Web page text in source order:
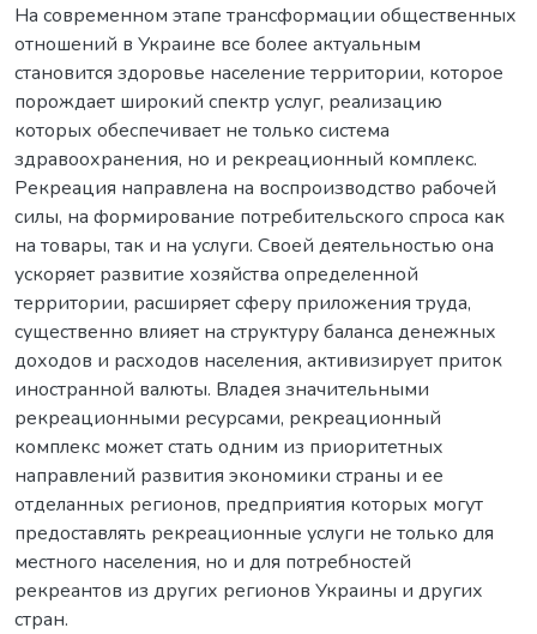
На современном этапе трансформации общественных
отношений в Украине все более актуальным
становится здоровье население территории, которое
порождает широкий спектр услуг, реализацию
которых обеспечивает не только система
здравоохранения, но и рекреационный комплекс.
Рекреация направлена на воспроизводство рабочей
силы, на формирование потребительского спроса как
на товары, так и на услуги. Своей деятельностью она
ускоряет развитие хозяйства определенной
территории, расширяет сферу приложения труда,
существенно влияет на структуру баланса денежных
доходов и расходов населения, активизирует приток
иностранной валюты. Владея значительными
рекреационными ресурсами, рекреационный
комплекс может стать одним из приоритетных
направлений развития экономики страны и ее
отделанных регионов, предприятия которых могут
предоставлять рекреационные услуги не только для
местного населения, но и для потребностей
рекреантов из других регионов Украины и других
стран.